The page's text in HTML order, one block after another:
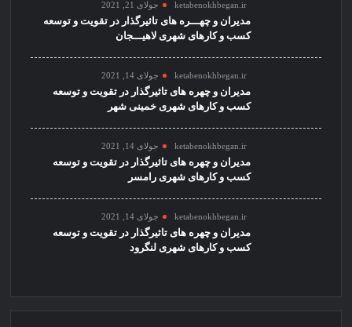
ketabenokhbegan.ir جولای 21, 2021
مدیران و چهـــره های تاثیرگذار در تقویت و توسعه
کسب و کارهای شهری لاهیـــجان
ketabenokhbegan.ir جولای 14, 2021
مدیران و چهره های تاثیرگذار در تقویت و توسعه
کسب و کارهای شهری خمینی شهر
ketabenokhbegan.ir جولای 14, 2021
مدیران و چهره های تاثیرگذار در تقویت و توسعه
کسب و کارهای شهری رامسر
ketabenokhbegan.ir جولای 14, 2021
مدیران و چهره های تاثیرگذار در تقویت و توسعه
کسب و کارهای شهری لنگرود